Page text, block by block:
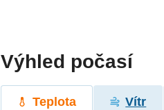
Výhled počasí
Teplota Vítr